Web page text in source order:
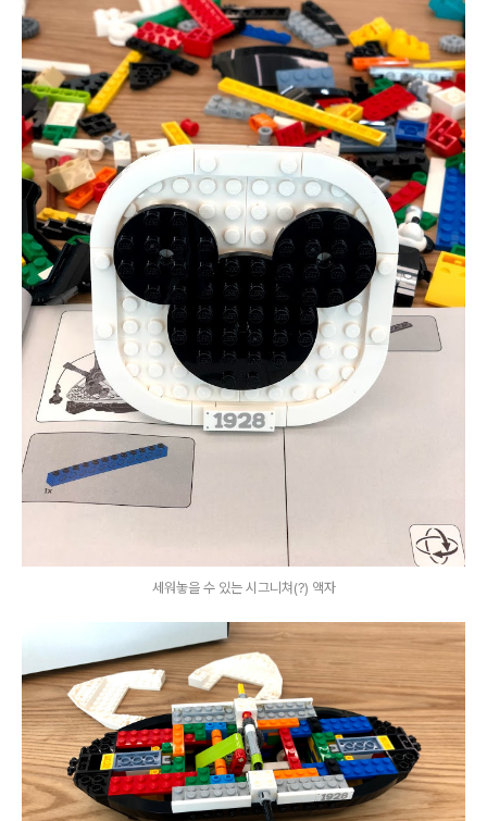
세워놓을 수 있는 시그니쳐(?) 액자